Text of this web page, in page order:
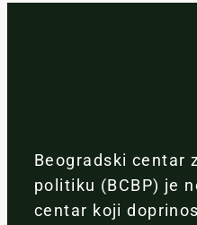
Beogradski centar
politiku (BCBP) je
centar koji